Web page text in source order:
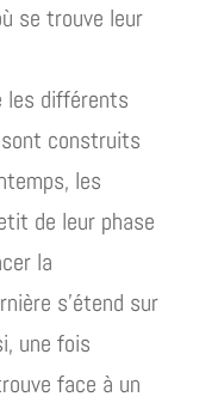
se trouve leur
les différents
construits
les
de leur phase
la
s’étend sur
une fois
face à un